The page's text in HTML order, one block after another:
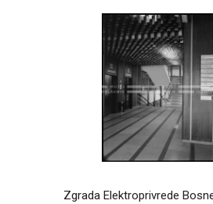
Zgrada Elektroprivrede